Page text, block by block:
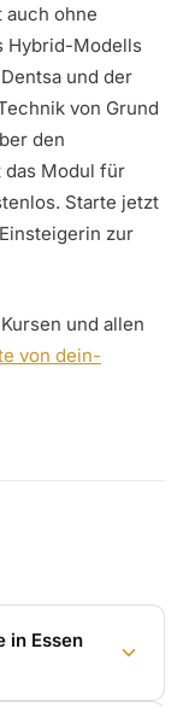
auch ohne
Hybrid-Modells
und der
von Grund
den
das Modul für
Starte jetzt
zur
und allen
von dein-
in Essen